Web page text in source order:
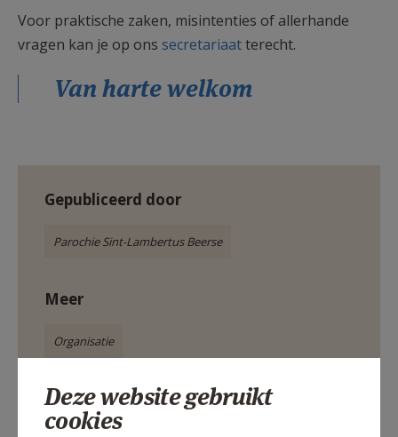
Voor praktische zaken, misintenties of allerhande
vragen kan je op ons secretariaatterecht.
Van harte welkom
Gepubliceerd door
Parochie Sint-Lambertus Beerse
Meer
Organisatie
Deze website gebruikt
cookies